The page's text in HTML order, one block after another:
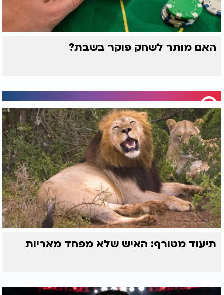
האם מותר לשחק פוקר בשבת?
תיעוד מטורף: האיש שלא מפחד מאריות